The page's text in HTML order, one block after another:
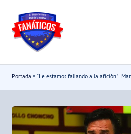
Saltar
contenido
F
n
a
t
i
Noticias
deportivas
-
Mundial
2026
Portada »“Le estamos fallando a la afición”: